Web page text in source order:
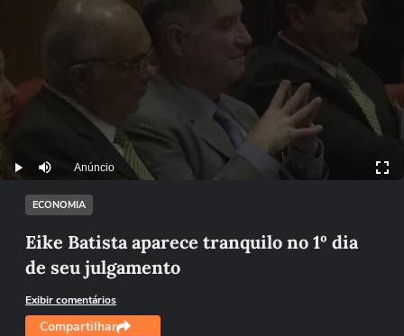
Play Mutar Anúncio
ECONOMIA
Eike Batista aparece tranquilo no 1º dia
de seu julgamento
Exibir comentários
Compartilhar